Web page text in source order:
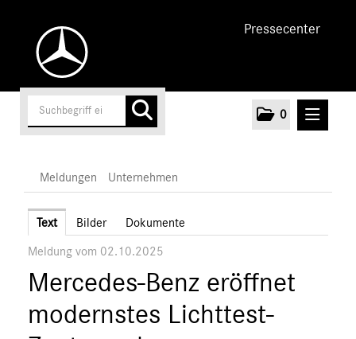
Pressecenter
0
Unternehmen
Marken & Produkte
MEDIA
ÜBER UNS
Meldungen Unternehmen
Text Bilder Dokumente
Meldung vom 02.10.2025
Mercedes-Benz eröffnet
modernstes Lichttest-